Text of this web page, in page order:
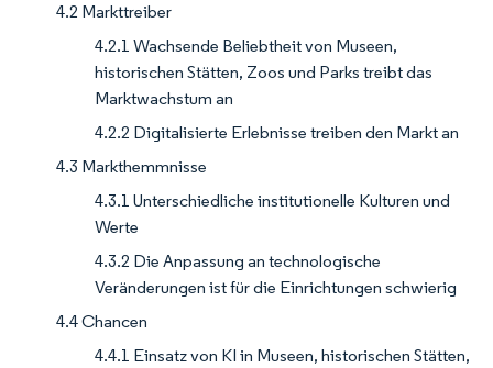
4.2 Markttreiber
4.2.1 Wachsende Beliebtheit von Museen,
historischen Stätten, Zoos und Parks treibt das
Marktwachstum an
4.2.2 Digitalisierte Erlebnisse treiben den Markt an
4.3 Markthemmnisse
4.3.1 Unterschiedliche institutionelle Kulturen und
Werte
4.3.2 Die Anpassung an technologische
Veränderungen ist für die Einrichtungen schwierig
4.4 Chancen
4.4.1 Einsatz von KI in Museen, historischen Stätten,